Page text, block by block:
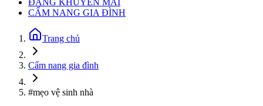
ĐANG KHUYẾN MÃI
CẨM NANG GIA ĐÌNH
Trang chủ
Cẩm nang gia đình
#mẹo vệ sinh nhà